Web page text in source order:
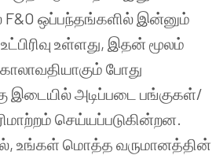
F&O ஒப்பந்தங்களில் இன்னும்
உட்பிரிவு உள்ளது, இதன் மூலம்
போது
இடையில் அடிப்படை பங்குகள்/
செய்யப்படுகின்றன.
உங்கள் மொத்த வருமானத்தின்